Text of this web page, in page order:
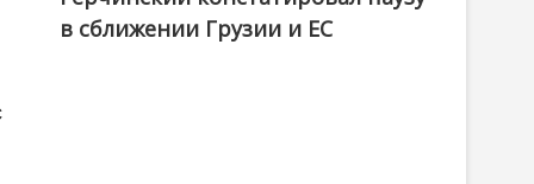
в сближении Грузии и ЕС